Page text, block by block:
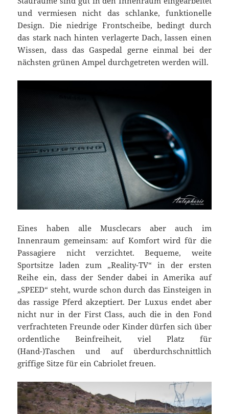
und vermiesen nicht das schlanke, funktionelle
Design. Die niedrige Frontscheibe, bedingt durch
das stark nach hinten verlagerte Dach, lassen einen
Wissen, dass das Gaspedal gerne einmal bei der
nächsten grünen Ampel durchgetreten werden will.
Eines haben alle Musclecars aber auch im
Innenraum gemeinsam: auf Komfort wird für die
Passagiere nicht verzichtet. Bequeme, weite
Sportsitze laden zum „Reality-TV“ in der ersten
Reihe ein, dass der Sender dabei in Amerika auf
„SPEED“ steht, wurde schon durch das Einsteigen in
das rassige Pferd akzeptiert. Der Luxus endet aber
nicht nur in der First Class, auch die in den Fond
verfrachteten Freunde oder Kinder dürfen sich über
ordentliche Beinfreiheit, viel Platz für
(Hand-)Taschen und auf überdurchschnittlich
griffige Sitze für ein Cabriolet freuen.